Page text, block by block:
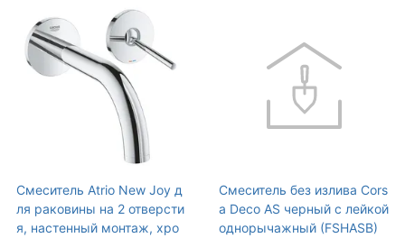
Смеситель Atrio New Joy д
ля раковины на 2 отверсти
я, настенный монтаж, хро
Смеситель без излива Cors
a Deco AS черный с лейкой
однорычажный (FSHASB)